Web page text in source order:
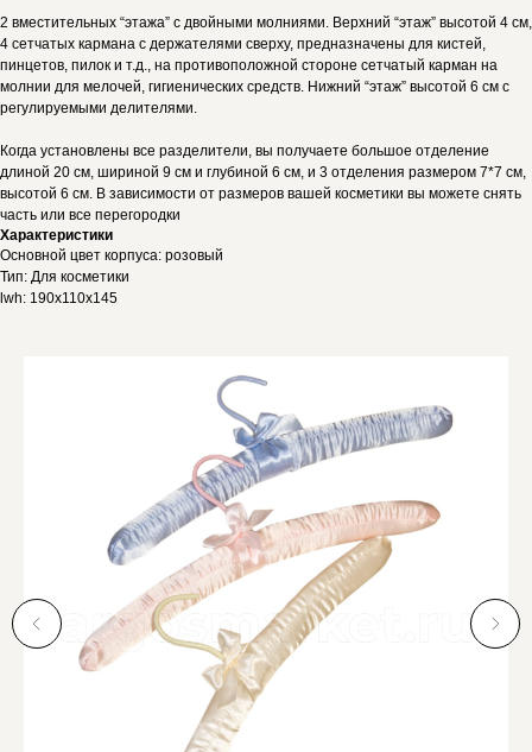
2 вместительных “этажа” с двойными молниями. Верхний “этаж” высотой 4 см,
4 сетчатых кармана с держателями сверху, предназначены для кистей,
пинцетов, пилок и т.д., на противоположной стороне сетчатый карман на
молнии для мелочей, гигиенических средств. Нижний “этаж” высотой 6 см с
регулируемыми делителями.
Когда установлены все разделители, вы получаете большое отделение
длиной 20 см, шириной 9 см и глубиной 6 см, и 3 отделения размером 7*7 см,
высотой 6 см. В зависимости от размеров вашей косметики вы можете снять
часть или все перегородки
Характеристики
Основной цвет корпуса: розовый
Тип: Для косметики
lwh: 190x110x145